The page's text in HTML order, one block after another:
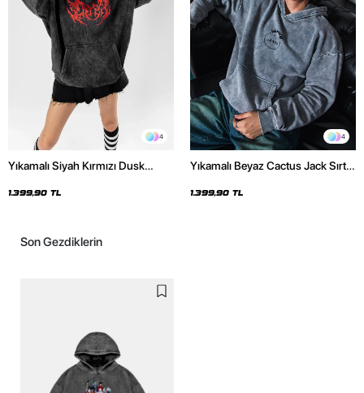
4
Yıkamalı Siyah Kırmızı Dusk
1.399,90 TL
4
Yıkamalı Beyaz Cactus Jack Sırt
1.399,90 TL
Son Gezdiklerin